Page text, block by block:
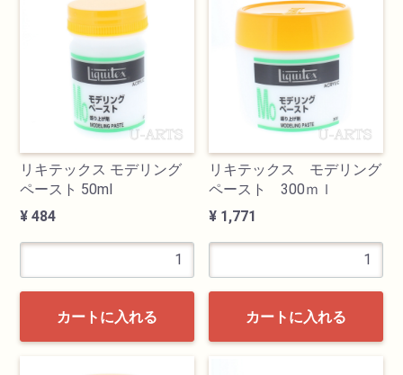
リキテックス モデリング
ペースト 50ml
¥ 484
カートに入れる
リキテックス モデリング
ペースト 300ｍｌ
¥ 1,771
カートに入れる
カテゴリ
書道用品
画材